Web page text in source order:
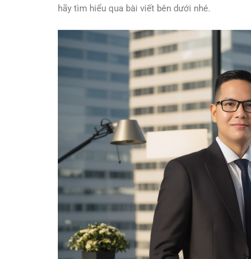
hãy tìm hiểu qua bài viết bên dưới nhé.